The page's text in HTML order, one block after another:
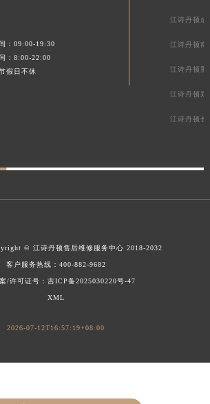
：09:00-19:30
：8:00-22:00
假日不休
江诗丹顿成
江诗丹顿南
江诗丹顿重
江诗丹顿郑
江诗丹顿长
© 江诗丹顿售后维修服务中心 2018-2032
客户服务热线： 400-882-9682
/许可证号：吉ICP备2025030220号-47
XML
2026-07-12T16:57:19+08:00